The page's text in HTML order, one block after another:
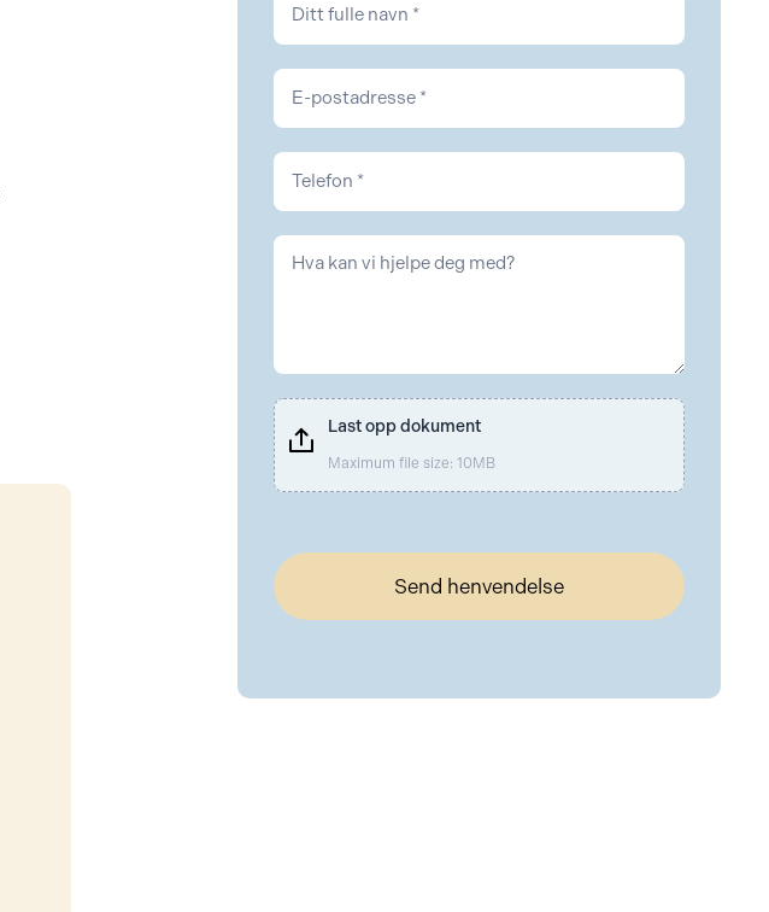
Eiendom
Last opp dokument
Maximum file size: 10MB
Send henvendelse